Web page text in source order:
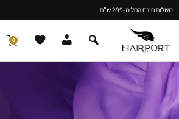
משלוח חינם החל מ-299 ש"ח
0